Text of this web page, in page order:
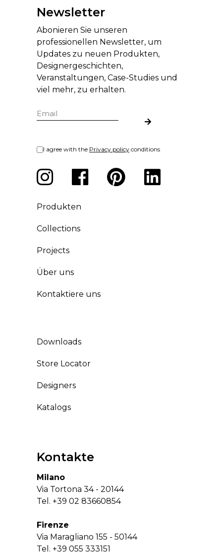
Newsletter
Abonieren Sie unseren
professionellen Newsletter, um
Updates zu neuen Produkten,
Designergeschichten,
Veranstaltungen, Case-Studies und
viel mehr, zu erhalten.
I agree with the Privacy policy conditions
Produkten
Collections
Projects
Über uns
Kontaktiere uns
Downloads
Store Locator
Designers
Katalogs
Kontakte
Milano
Via Tortona 34 - 20144
Tel. +39 02 83660854
Firenze
Via Maragliano 155 - 50144
Tel. +39 055 333151